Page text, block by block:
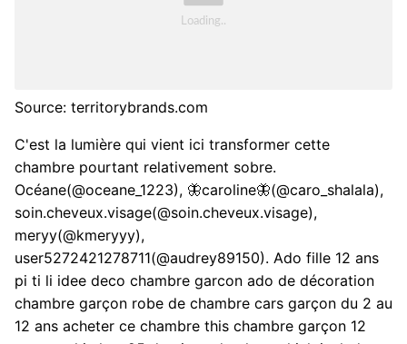
Source: territorybrands.com
C'est la lumière qui vient ici transformer cette
chambre pourtant relativement sobre.
Océane(@oceane_1223), 🦋caroline🦋(@caro_shalala),
soin.cheveux.visage(@soin.cheveux.visage),
meryy(@kmeryyy),
user5272421278711(@audrey89150). Ado fille 12 ans
pi ti li idee deco chambre garcon ado de décoration
chambre garçon robe de chambre cars garçon du 2 au
12 ans acheter ce chambre this chambre garçon 12